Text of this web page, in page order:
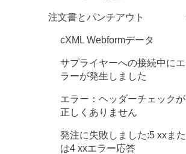
注文書とパンチアウト
cXML Webformデータ
サプライヤーへの接続中にエ
ラーが発生しました
エラー：ヘッダーチェックが
正しくありません
発注に失敗しました:5 xxまた
は4 xxエラー応答